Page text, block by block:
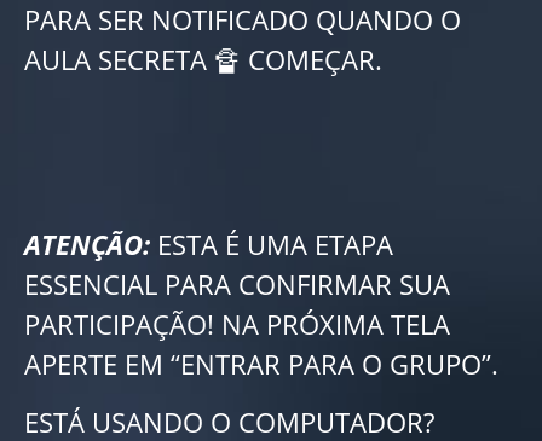
PARA SER NOTIFICADO QUANDO O
AULA SECRETA 🔏 COMEÇAR.
ATENÇÃO: ESTA É UMA ETAPA
ESSENCIAL PARA CONFIRMAR SUA
PARTICIPAÇÃO! NA PRÓXIMA TELA
APERTE EM “ENTRAR PARA O GRUPO”.
ESTÁ USANDO O COMPUTADOR?